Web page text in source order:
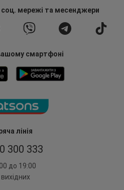
лінія
300 333
до 19:00
мережі та месенджери
смартфоні